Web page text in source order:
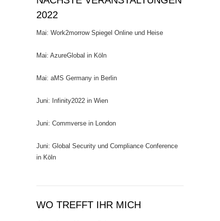
2022
Mai: Work2morrow Spiegel Online und Heise
Mai: AzureGlobal in Köln
Mai: aMS Germany in Berlin
Juni: Infinity2022 in Wien
Juni: Commverse in London
Juni: Global Security und Compliance Conference
in Köln
WO TREFFT IHR MICH